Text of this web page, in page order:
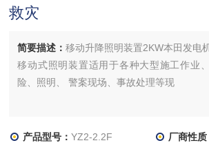
救灾
简要描述：移动升降照明装置2KW本田发电
移动式照明装置适用于各种大型施工作业
险、照明、 警案现场、事故处理等现
产品型号：YZ2-2.2F 厂商性质